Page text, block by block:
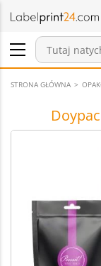
Zaloguj
Wiadomości
STRONA GŁÓWNA